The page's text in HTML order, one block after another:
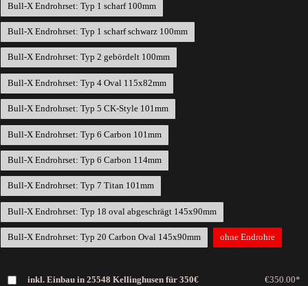
Bull-X Endrohrset: Typ 1 scharf 100mm
Bull-X Endrohrset: Typ 1 scharf schwarz 100mm
Bull-X Endrohrset: Typ 2 gebördelt 100mm
Bull-X Endrohrset: Typ 4 Oval 115x82mm
Bull-X Endrohrset: Typ 5 CK-Style 101mm
Bull-X Endrohrset: Typ 6 Carbon 101mm
Bull-X Endrohrset: Typ 6 Carbon 114mm
Bull-X Endrohrset: Typ 7 Titan 101mm
Bull-X Endrohrset: Typ 18 oval abgeschrägt 145x90mm
Bull-X Endrohrset: Typ 20 Carbon Oval 145x90mm ohne Endrohre
inkl. Einbau in 25548 Kellinghusen für 350€ €350.00*